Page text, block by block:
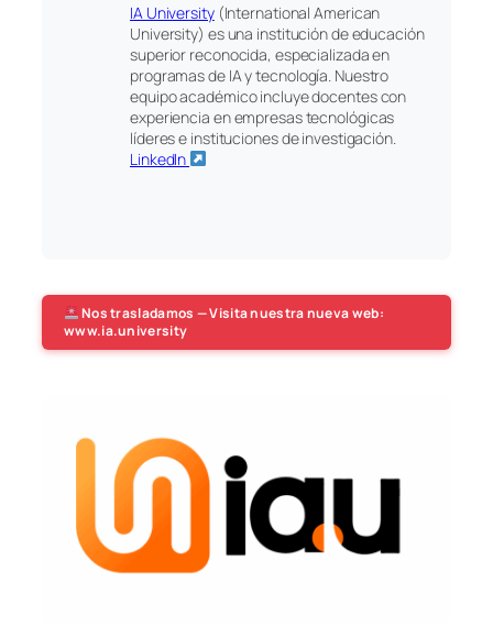
IA University(International American
University) es una institución de educación
superior reconocida, especializada en
programas de IA y tecnología. Nuestro
equipo académico incluye docentes con
experiencia en empresas tecnológicas
líderes e instituciones de investigación.
LinkedIn
Nos trasladamos — Visita nuestra nueva web:
www.ia.university